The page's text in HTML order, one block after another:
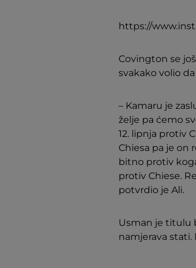
https://
Covington se
svakako volio
– Kamaru je
želje pa ćemo
12. lipnja protiv
Chiesa pa je on
bitno protiv
protiv Chiese.
potvrdio je Ali.
Usman je titulu
namjerava